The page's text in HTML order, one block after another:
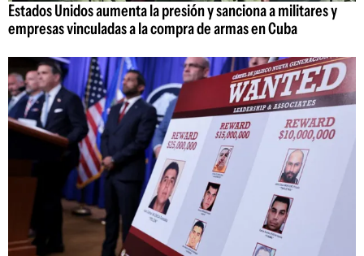
Estados Unidos aumenta la presión y sanciona a militares y
empresas vinculadas a la compra de armas en Cuba